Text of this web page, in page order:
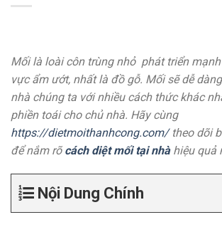
Mối là loài côn trùng nhỏ phát triển
vực ẩm ướt, nhất là đồ gỗ. Mối sẽ dễ
nhà chúng ta với nhiều cách thức khác
phiền toái cho chủ nhà. Hãy cùng
https://dietmoithanhcong.com/theo dõi
để nắm rõ cách diệt mối tại nhà hiệu quả
Nội Dung Chính